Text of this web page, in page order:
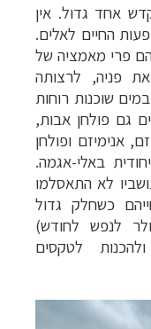
אחד גדול. אין
החיים לאלים.
הם פרי מאמציה של
פניה, לרצותה
שוכנות רוחות
גם פולחן אבות,
אנימיזם ופולחן
באלי-אגמה.
לא התאסלמו
כשחלק גדול
ומכספם הדל (40-30 דולר לנפש לחודש)
לטקסים